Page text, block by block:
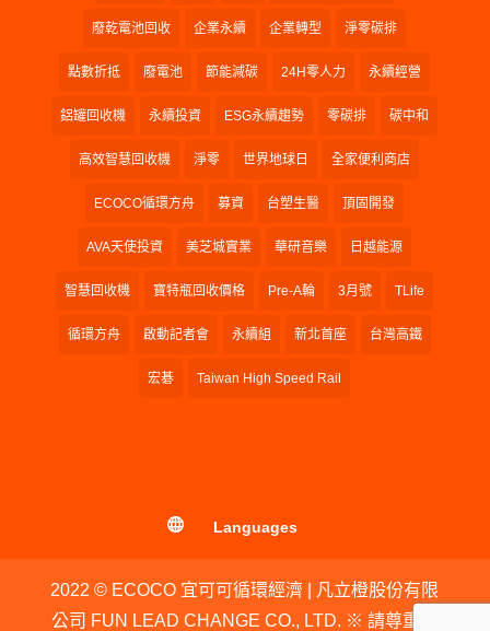
廢乾電池回收 企業永續 企業轉型 淨零碳排
點數折抵 廢電池 節能減碳 24H零人力 永續經營
鋁罐回收機 永續投資 ESG永續趨勢 零碳排 碳中和
高效智慧回收機 淨零 世界地球日 全家便利商店
ECOCO循環方舟 募資 台塑生醫 頂固開發
AVA天使投資 美芝城實業 華研音樂 日越能源
智慧回收機 寶特瓶回收價格 Pre-A輪 3月號 TLife
循環方舟 啟動記者會 永續組 新北首座 台灣高鐵
宏碁 Taiwan High Speed Rail
Languages
2022 © ECOCO 宜可可循環經濟 | 凡立橙股份有限
公司 FUN LEAD CHANGE CO., LTD. ※ 請尊重智